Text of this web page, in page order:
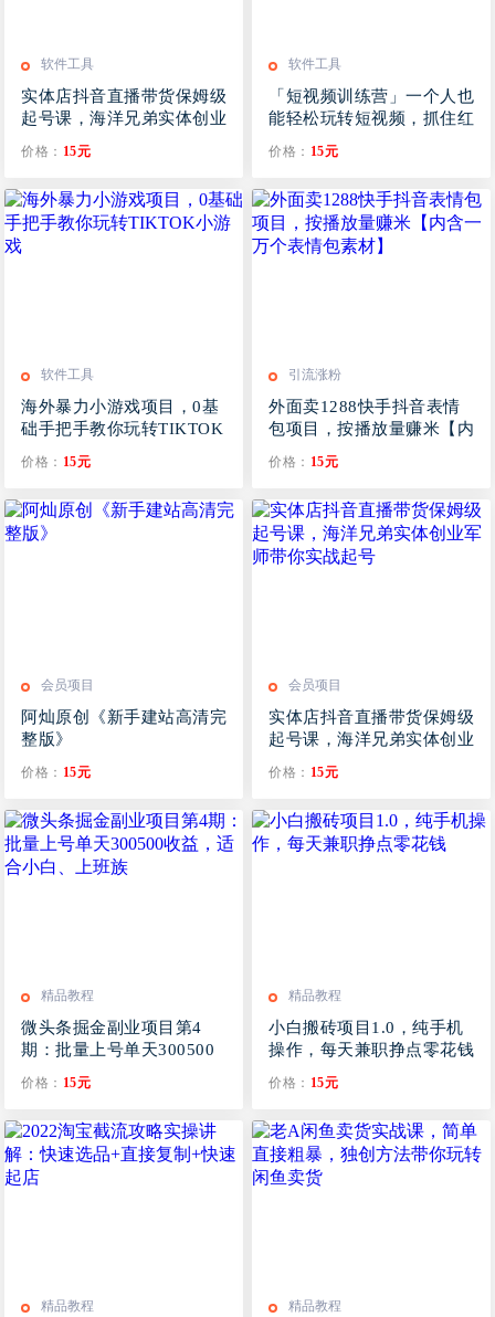
软件工具
实体店抖音直播带货保姆级
起号课，海洋兄弟实体创业
价格： 15元
软件工具
「短视频训练营」一个人也
能轻松玩转短视频，抓住红
价格： 15元
软件工具
海外暴力小游戏项目，0基
础手把手教你玩转TIKTOK
价格： 15元
引流涨粉
外面卖1288快手抖音表情
包项目，按播放量赚米【内
价格： 15元
会员项目
阿灿原创《新手建站高清完
整版》
价格： 15元
会员项目
实体店抖音直播带货保姆级
起号课，海洋兄弟实体创业
价格： 15元
精品教程
微头条掘金副业项目第4
期：批量上号单天300500
价格： 15元
精品教程
小白搬砖项目1.0，纯手机
操作，每天兼职挣点零花钱
价格： 15元
精品教程 精品教程